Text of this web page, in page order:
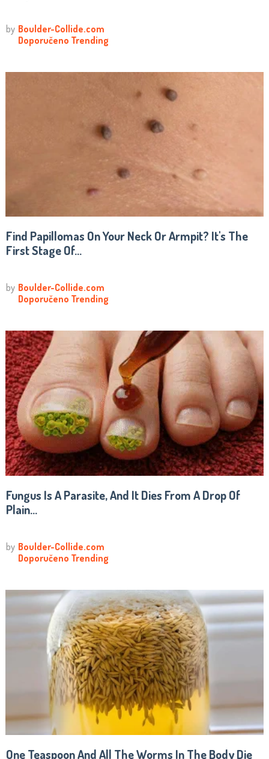
Find Papillomas On Your Neck Or Armpit? It's The
First Stage Of...
Fungus Is A Parasite, And It Dies From A Drop Of
Plain...
One Teaspoon And All The Worms In The Body Die